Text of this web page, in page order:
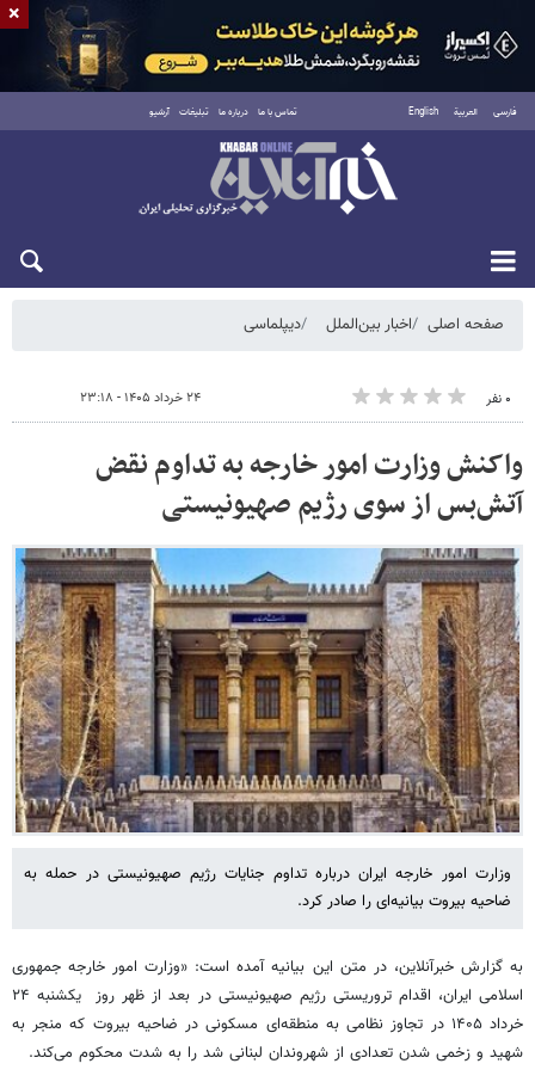
فارسی العربية English تماس با ما درباره ما تبلیغات آرشیو
شنبه ۱۷ مرداد ۱۴۰۵
صفحه اصلی اخبار بین‌الملل دیپلماسی
۰ نفر ۲۴ خرداد ۱۴۰۵ - ۲۳:۱۸
واکنش وزارت امور خارجه به تداوم نقض
آتش‌بس از سوی رژیم صهیونیستی
وزارت امور خارجه ایران درباره تداوم جنایات رژیم صهیونیستی در حمله به
ضاحیه بیروت بیانیه‌ای را صادر کرد.
به گزارش خبرآنلاین، در متن این بیانیه آمده است: «وزارت امور خارجه جمهوری
اسلامی ایران، اقدام تروریستی رژیم صهیونیستی در بعد از ظهر روز یکشنبه ۲۴
خرداد ۱۴۰۵ در تجاوز نظامی به منطقه‌ای مسکونی در ضاحیه بیروت که منجر به
شهید و زخمی شدن تعدادی از شهروندان لبنانی شد را به شدت محکوم می‌کند.
×